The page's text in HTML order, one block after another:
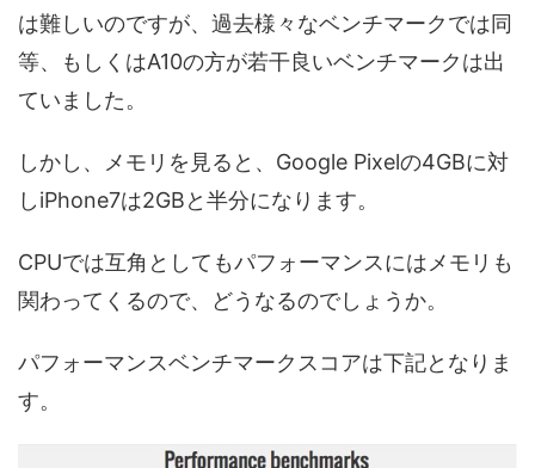
は難しいのですが、過去様々なベンチマークでは同
等、もしくはA10の方が若干良いベンチマークは出
ていました。
しかし、メモリを見ると、Google Pixelの4GBに対
しiPhone7は2GBと半分になります。
CPUでは互角としてもパフォーマンスにはメモリも
関わってくるので、どうなるのでしょうか。
パフォーマンスベンチマークスコアは下記となりま
す。